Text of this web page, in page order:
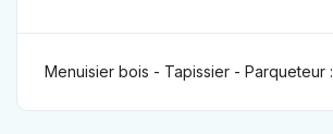
Menuisier bois - Tapissier - Parqueteur : نجار -